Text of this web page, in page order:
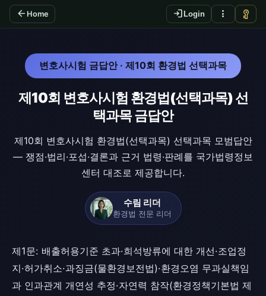
arrow_back Home login Login more_vert vpn_key
변호사시험 금답안 · 제10회 환경법 선택과목
제10회 변호사시험 환경법(선택과목) 선
택과목 금답안
제10회 변호사시험 환경법(선택과목) 선택과목 모범답안
— 쟁점·법리·포섭·결론과 근거 법령·판례를 국가법령정보
센터 대조로 제공합니다.
수림 리더
환경법 전문 리더
제1문: 배출허용기준 초과·희석방류에 대한 개선·조업정
지·허가취소·과징금(물환경보전법)·환경오염 무과실책임
과 인과관계 개연성 추정·자연력 참작(환경정책기본법 제